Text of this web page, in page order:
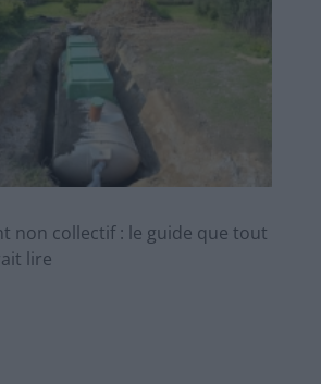
non collectif : le guide que tout
lire